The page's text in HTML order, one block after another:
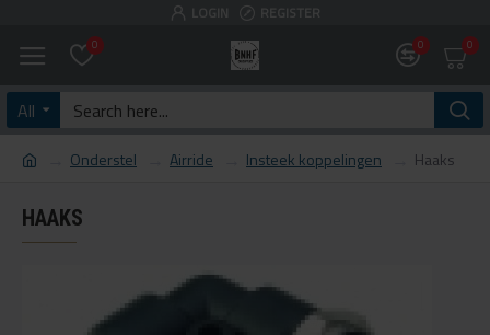
LOGIN REGISTER
0 0 0
All
Onderstel Airride Insteek koppelingen Haaks
HAAKS